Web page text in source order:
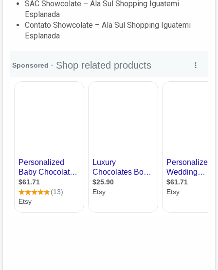
SAC Showcolate – Ala Sul Shopping Iguatemi
Esplanada
Contato Showcolate – Ala Sul Shopping Iguatemi
Esplanada